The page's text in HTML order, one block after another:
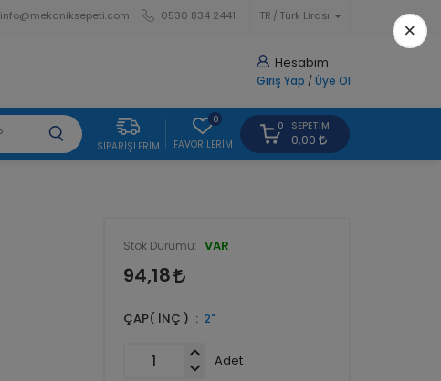
TR Türk Lirası
info@mekaniksepeti.com 0530 834 2441
Hesabım
Giriş Yap / Üye Ol
SIPARIŞLERIM
0
FAVORILERIM
0 SEPETIM
0,00
Stok Durumu: VAR
94,18
ÇAP( İNÇ ) 2"
Adet
×